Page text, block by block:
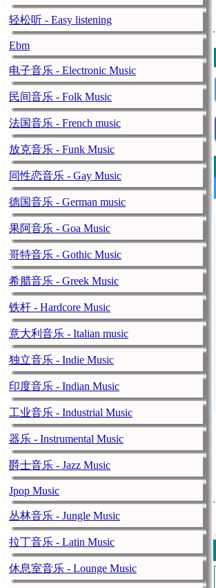
轻松听 - Easy listening
Ebm
电子音乐 - Electronic Music
民间音乐 - Folk Music
法国音乐 - French music
放克音乐 - Funk Music
同性恋音乐 - Gay Music
德国音乐 - German music
果阿音乐 - Goa Music
哥特音乐 - Gothic Music
希腊音乐 - Greek Music
铁杆 - Hardcore Music
意大利音乐 - Italian music
独立音乐 - Indie Music
印度音乐 - Indian Music
工业音乐 - Industrial Music
器乐 - Instrumental Music
爵士音乐 - Jazz Music
Jpop Music
丛林音乐 - Jungle Music
拉丁音乐 - Latin Music
休息室音乐 - Lounge Music